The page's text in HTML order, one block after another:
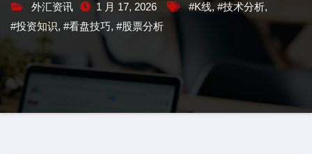
外汇资讯 1 月 17, 2026 #K线, #技术分析,
#投资知识, #看盘技巧, #股票分析